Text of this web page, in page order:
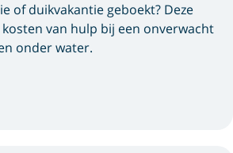
of duikvakantie geboekt? Deze
van hulp bij een onverwacht
onder water.